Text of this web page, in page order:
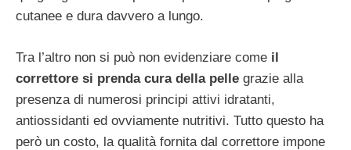
cutanee e dura davvero a lungo.
Tra l’altro non si può non evidenziare come il
correttore si prenda cura della pelle grazie alla
presenza di numerosi principi attivi idratanti,
antiossidanti ed ovviamente nutritivi. Tutto questo ha
però un costo, la qualità fornita dal correttore impone